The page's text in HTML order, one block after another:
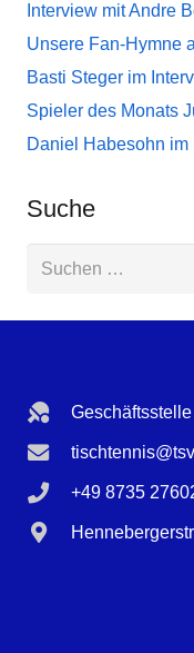
Interview mit Andre
Unsere Fan-Hymne
Basti Steger im
Spieler des Monats
Daniel Habesohn im
Suche
+49 8735